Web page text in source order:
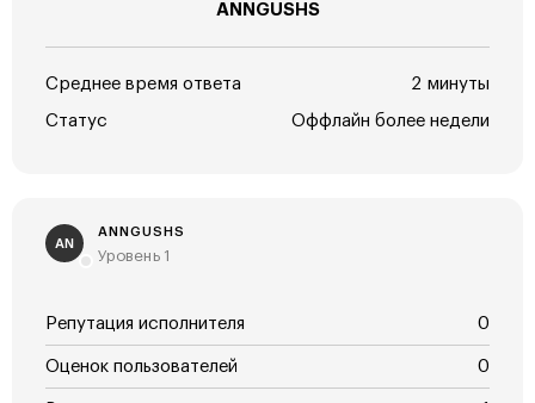
ANNGUSHS
Среднее время ответа 2 минуты
Статус Оффлайн более недели
AN
ANNGUSHS
Уровень 1
Репутация исполнителя 0
Оценок пользователей 0